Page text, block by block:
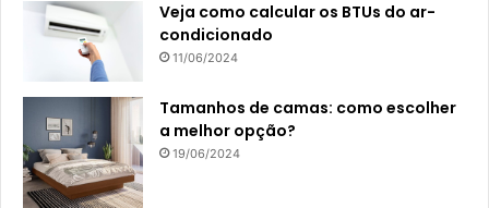
Veja como calcular os BTUs do ar-
condicionado
11/06/2024
Tamanhos de camas: como escolher
a melhor opção?
19/06/2024